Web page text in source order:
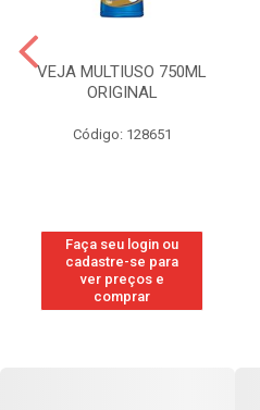
VEJA MULTIUSO 750ML
ORIGINAL
Código: 128651
Faça seu login ou
cadastre-se para
ver preços e
comprar